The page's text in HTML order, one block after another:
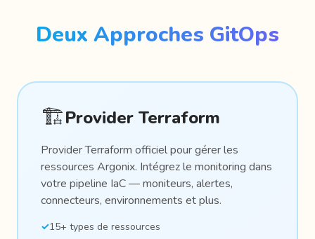
Deux Approches GitOps
🏗️Provider Terraform
Provider Terraform officiel pour gérer les
ressources Argonix. Intégrez le monitoring dans
votre pipeline IaC — moniteurs, alertes,
connecteurs, environnements et plus.
✓15+ types de ressources